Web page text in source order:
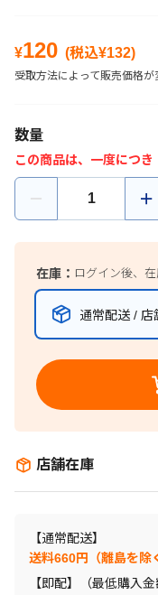
¥120 (税込¥132)
受取方法によって販売価格が
数量
この商品は、一度につき
在庫： ログイン後、
通常配送 / 店
店舗在庫
【通常配送】
送料660円（離島を除
【即配】（最低購入